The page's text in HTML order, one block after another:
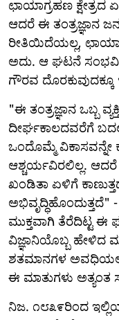
ಛಾಯಾಗ್ರಹಣ ಕ್ಷೇತ್ರದ
ಆದರೆ ಈ ತಂತ್ರಜ್ಞಾನ
ರೀತಿಯಿದೆಯಲ್ಲ,
ಅದು. ಆ ಘಟನೆ
ಗೌರವ ದೊರಕುವುದಕ್ಕೂ
"ಈ ತಂತ್ರಜ್ಞಾನ ಒಬ್ಬ
ದೀರ್ಘಕಾಲದವರೆಗೆ
ಒಂದೊಮ್ಮೆ ವಿಕಾಸವನ್ನೇ
ಆಶ್ಚರ್ಯವಿರಲಿಲ್ಲ.
ಖಂಡಿತಾ ಏಳಿಗೆ
ಅಭಿವೃದ್ಧಿಹೊಂದುತ್ತದೆ"
ಮುಕ್ತವಾಗಿ ತೆರೆದಿಟ್ಟ ಈ
ವಿಜ್ಞಾನಿಯೊಬ್ಬ ಹೇಳಿದ
ಶತಮಾನಗಳ
ಈ ಮಾತುಗಳು ಅತ್ಯಂತ
ನಿಜ. ೧೮೩೯ರಿಂದ